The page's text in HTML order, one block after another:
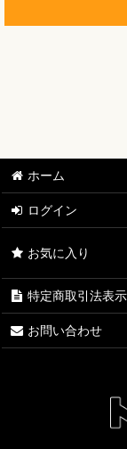
【ワンピースカー
【ワンピースカー
【ワンピースカー
CRISIS【EB-04】
【ワンピースカー
【ワンピースカー
ホーム
ログイン
お気に入り
特定商取引法表示
お問い合わせ